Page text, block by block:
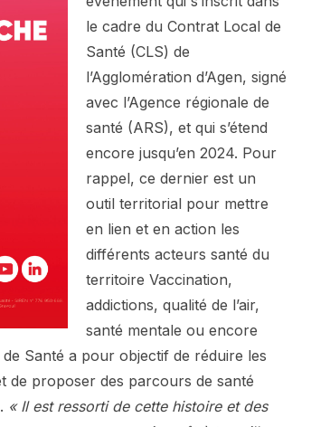
le cadre du Contrat Local de
Santé (CLS) de
l’Agglomération d’Agen, signé
avec l’Agence régionale de
santé (ARS), et qui s’étend
encore jusqu’en 2024. Pour
rappel, ce dernier est un
outil territorial pour mettre
en lien et en action les
différents acteurs santé du
territoire Vaccination,
addictions, qualité de l’air,
santé mentale ou encore
Santé a pour objectif de réduire les
de proposer des parcours de santé
« Il est ressorti de cette histoire et des